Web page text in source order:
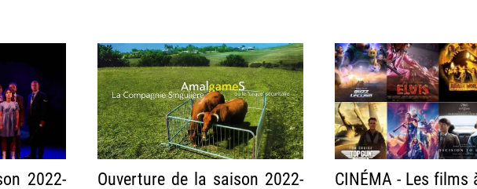
2022-
Ouverture de la saison 2022-
CINÉMA - Les films